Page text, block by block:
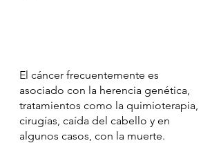
El cáncer frecuentemente es
asociado con la herencia genética,
tratamientos como la quimioterapia,
cirugías, caída del cabello y en
algunos casos, con la muerte.